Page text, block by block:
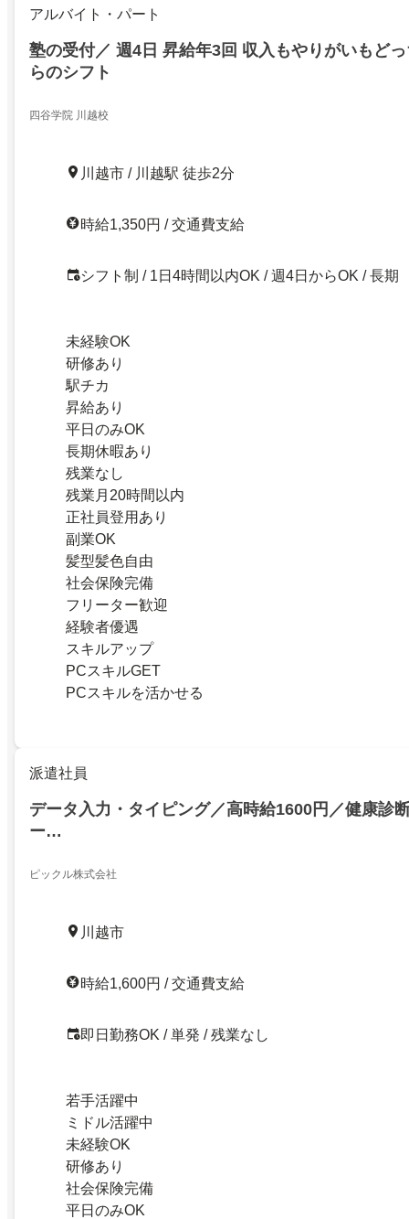
アルバイト・パート
塾の受付／ 週4日 昇給年3回 収入もやりがいもど
らのシフト
四谷学院 川越校
川越市 / 川越駅 徒歩2分
時給1,350円 / 交通費支給
シフト制 / 1日4時間以内OK / 週4日からOK / 長期
未経験OK
研修あり
駅チカ
昇給あり
平日のみOK
長期休暇あり
残業なし
残業月20時間以内
正社員登用あり
副業OK
髪型髪色自由
社会保険完備
フリーター歓迎
経験者優遇
スキルアップ
PCスキルGET
PCスキルを活かせる
派遣社員
データ入力・タイピング／高時給1600円／健康診
ー…
ピックル株式会社
川越市
時給1,600円 / 交通費支給
即日勤務OK / 単発 / 残業なし
若手活躍中
ミドル活躍中
未経験OK
研修あり
社会保険完備
平日のみOK